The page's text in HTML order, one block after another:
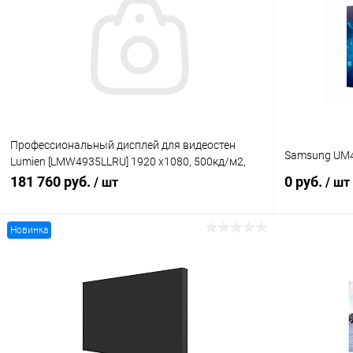
Профессиональный дисплей для видеостен
Lumien [LMW4935LLRU] 1920 x1080, 500кд/м2,
1000:1, стык 3.5мм, 24/7
181 760 руб. / шт
Купить в 1 клик Сравнение
Под заказ
Samsung
0 руб. / шт
Купить в 1
В
Новинка